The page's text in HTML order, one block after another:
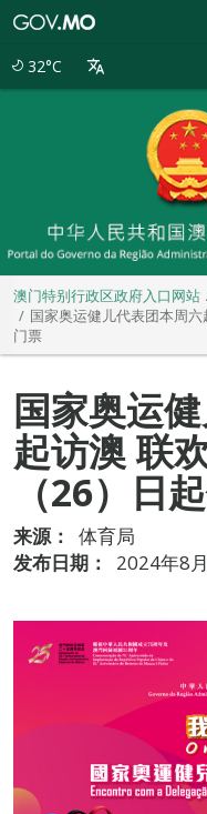
32°C
澳门特别行政区政府入口网站
国家奥运健儿代表团本周
门票
国家奥运
起访澳 联
（26）日
来源：
体育局
发布日期：
2024年8